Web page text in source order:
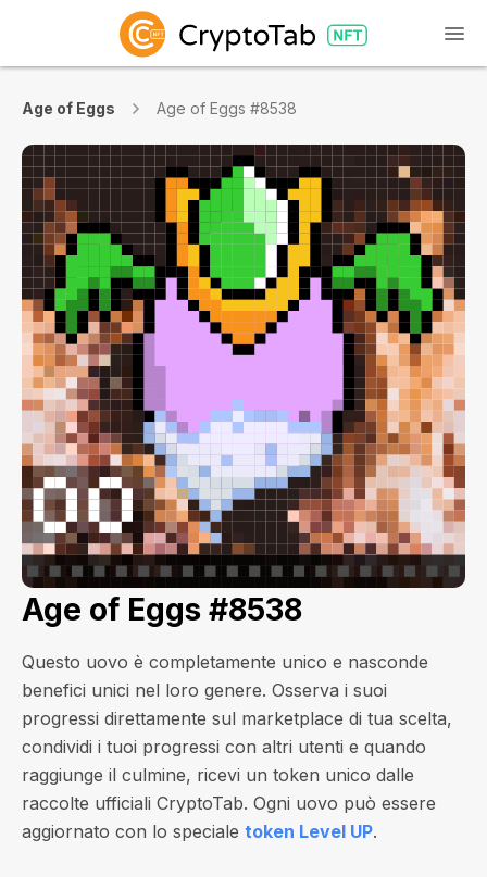
Age of Eggs Age of Eggs #8538
Age of Eggs #8538
Questo uovo è completamente unico e nasconde
benefici unici nel loro genere. Osserva i suoi
progressi direttamente sul marketplace di tua scelta,
condividi i tuoi progressi con altri utenti e quando
raggiunge il culmine, ricevi un token unico dalle
raccolte ufficiali CryptoTab. Ogni uovo può essere
aggiornato con lo speciale token Level UP.